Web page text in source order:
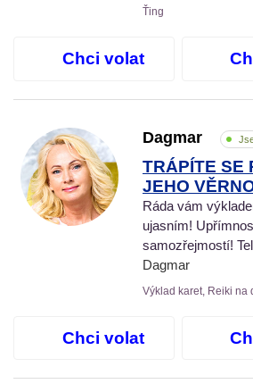
Ťing
Chci volat
Dagmar
TRÁPÍTE SE
JEHO
Ráda vám
ujasním!
samozřejmostí!
Dagmar
Výklad karet, Reiki na
Chci volat